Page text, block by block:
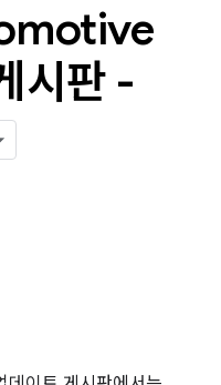
시판 -